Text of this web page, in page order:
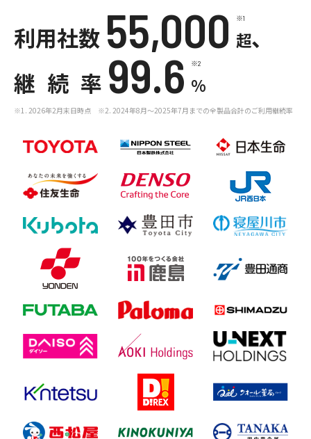
利用社数 55,000 ※1
超、
継続率99.6 ※2
%
※1. 2026年2月末日時点 ※2. 2024年8月～2025年7月までの全製品合計のご利用継続率